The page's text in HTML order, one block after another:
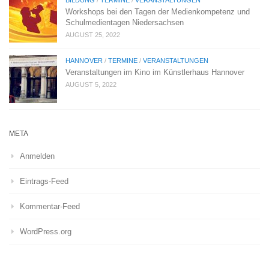
Workshops bei den Tagen der Medienkompetenz und
Schulmedientagen Niedersachsen
AUGUST 25, 2022
HANNOVER / TERMINE / VERANSTALTUNGEN
Veranstaltungen im Kino im Künstlerhaus Hannover
AUGUST 5, 2022
META
Anmelden
Eintrags-Feed
Kommentar-Feed
WordPress.org